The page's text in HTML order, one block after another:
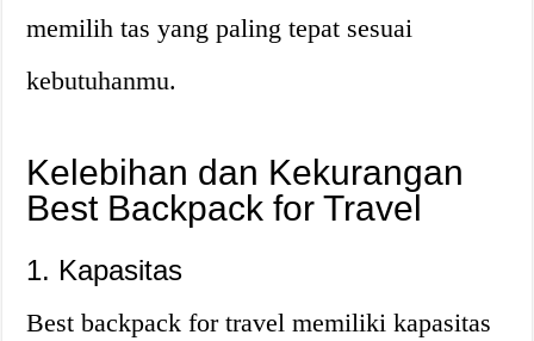
memilih tas yang paling tepat sesuai
kebutuhanmu.
Kelebihan dan Kekurangan
Best Backpack for Travel
1. Kapasitas
Best backpack for travel memiliki kapasitas